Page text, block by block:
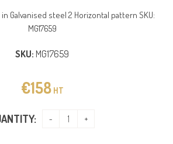
Galvanised steel 2 Horizontal pattern SKU:
MG17659
SKU: MG17659
€158 HT